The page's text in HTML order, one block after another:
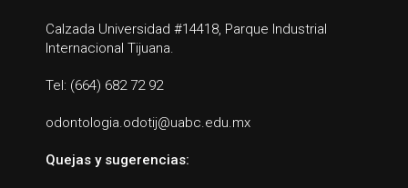
Calzada Universidad #14418, Parque Industrial
Internacional Tijuana.
Tel: (664) 682 72 92
odontologia.odotij@uabc.edu.mx
Quejas y sugerencias: